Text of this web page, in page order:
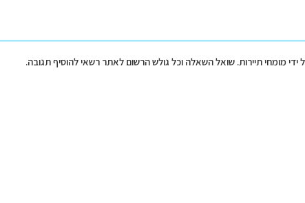
ידי מומחי תיירות. שואל השאלה וכל גולש הרשום לאתר רשאי להוסיף תגובה.